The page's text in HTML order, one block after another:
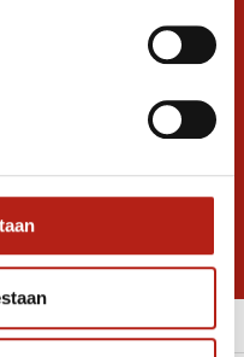
en
Inschrijven voor